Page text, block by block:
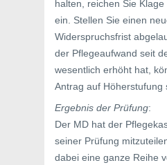
halten, reichen Sie
ein. Stellen Sie einen
Widerspruchsfrist
der Pflegeaufwand seit
wesentlich erhöht hat,
Antrag auf Höherstufung
Ergebnis der Prüfung:
Der MD hat der
seiner Prüfung
dabei eine ganze Reihe